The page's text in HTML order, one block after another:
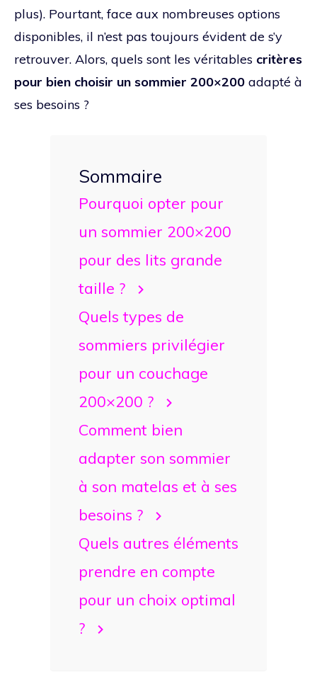
plus). Pourtant, face aux nombreuses options
disponibles, il n’est pas toujours évident de s’y
retrouver. Alors, quels sont les véritables critères
pour bien choisir un sommier 200×200 adapté à
ses besoins ?
Sommaire
Pourquoi opter pour
un sommier 200×200
pour des lits grande
taille ?
Quels types de
sommiers privilégier
pour un couchage
200×200 ?
Comment bien
adapter son sommier
à son matelas et à ses
besoins ?
Quels autres éléments
prendre en compte
pour un choix optimal
?